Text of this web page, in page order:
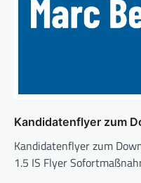
Kandidatenflyer zum
Kandidatenflyer zum
1.5 IS Flyer